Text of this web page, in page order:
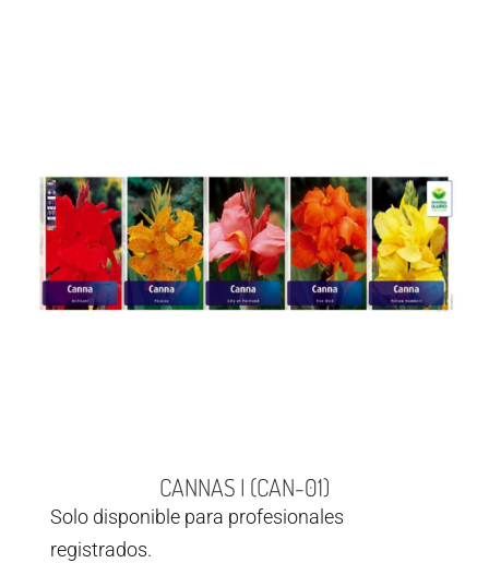
CANNAS I (CAN-01)
Solo disponible para profesionales
registrados.